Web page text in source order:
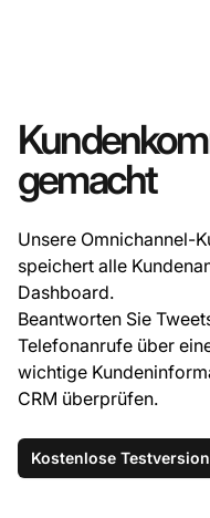
gemacht
Unsere Omnichannel-
speichert alle
Dashboard.
Beantworten Sie
Telefonanrufe über
wichtige
CRM überprüfen.
Kostenlose Testversion